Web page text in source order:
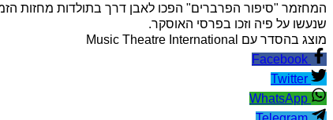
המחזמר "סיפור הפרברים" הפכו לאבן דרך בתולדות מחזות
שנעשו על פיה וזכו בפרסי האוסקר.
מוצג בהסדר עם Music Theatre International